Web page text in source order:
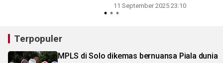
11 September 2025 23:10
Terpopuler
MPLS di Solo dikemas bernuansa Piala dunia